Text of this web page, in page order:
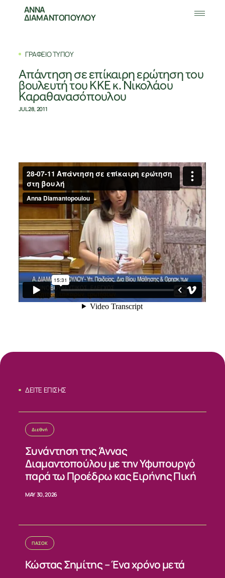
ΣΧΕΤΙΚΑ
ΝΕΑ
ΕΠΙΚΟΙΝΩΝΙΑ
ΑΝΝΑ
ΔΙΑΜΑΝΤΟΠΟΥΛΟΥ
ΓΡΑΦΕΙΟ ΤΥΠΟΥ
Απάντηση σε επίκαιρη ερώτηση του
βουλευτή του ΚΚΕ κ. Νικολάου
Καραθανασόπουλου
JUL 28, 2011
ΔΕΙΤΕ ΕΠΙΣΗΣ
Διεθνή
Συνάντηση της Άννας
Διαμαντοπούλου με την Υφυπουργό
παρά τω Προέδρω κας Ειρήνης Πική
MAY 30, 2026
ΠΑΣΟΚ
Κώστας Σημίτης – Ένα χρόνο μετά